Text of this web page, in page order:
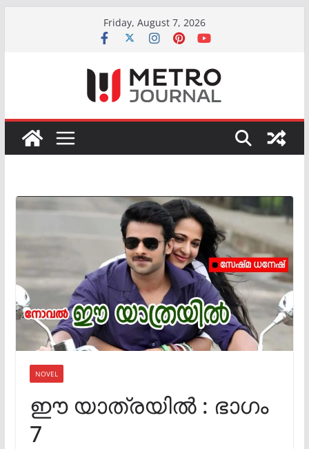
Friday, August 7, 2026
NOVEL
ഈ യാത്രയിൽ : ഭാഗം
7